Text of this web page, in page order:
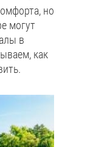
но
могут
в
как